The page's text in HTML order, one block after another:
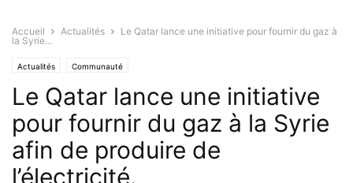
Accueil Actualités
Le Qatar lance une initiative pour fournir du gaz à
la Syrie...
Actualités Communauté
Le Qatar lance une initiative
pour fournir du gaz à la Syrie
afin de produire de
l’électricité.